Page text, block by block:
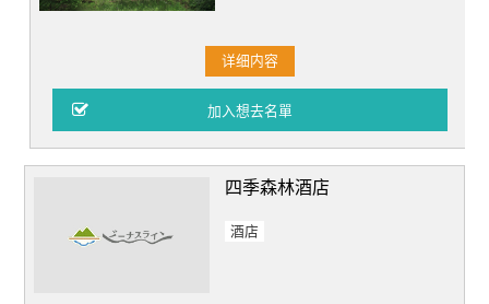
详细内容
四季森林酒店
酒店